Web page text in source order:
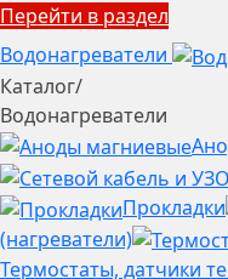
Перейти в раздел
Водонагреватели
Каталог/
Водонагреватели
Прокладки
(нагреватели)
Термостаты, датчики